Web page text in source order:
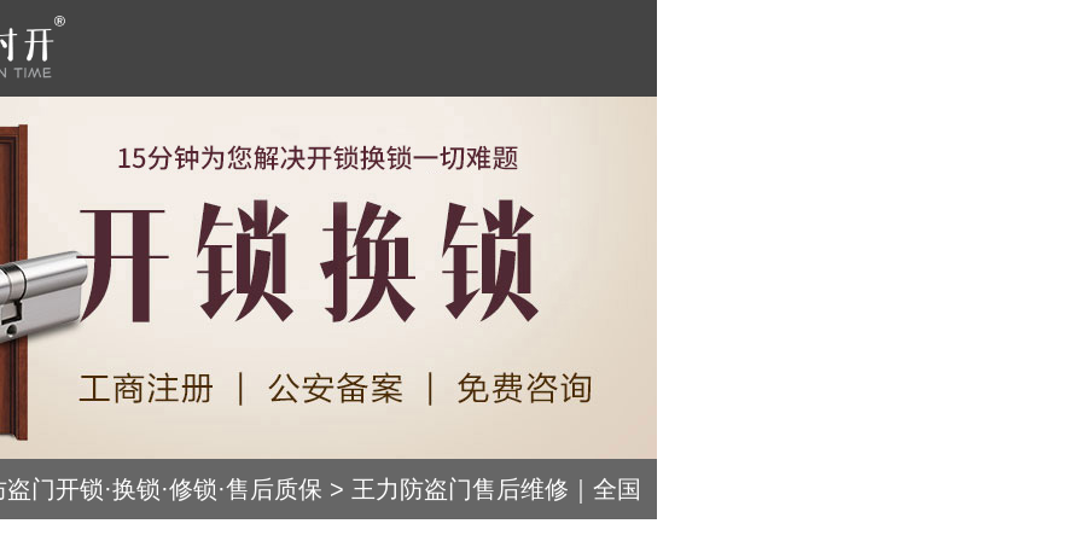
盗门开锁·换锁·修锁·售后质保 > 王力防盗门售后维修｜全国